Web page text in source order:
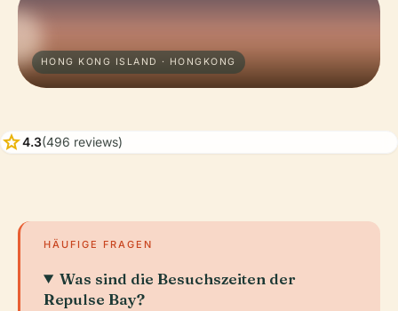
HONG KONG ISLAND · HONGKONG
star4.3(496 reviews)
HÄUFIGE FRAGEN
Was sind die Besuchszeiten der
Repulse Bay?